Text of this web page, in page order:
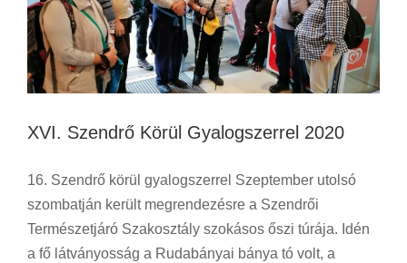
XVI. Szendrő Körül Gyalogszerrel 2020
16. Szendrő körül gyalogszerrel Szeptember utolsó
szombatján került megrendezésre a Szendrői
Természetjáró Szakosztály szokásos őszi túrája. Idén
a fő látványosság a Rudabányai bánya tó volt, a